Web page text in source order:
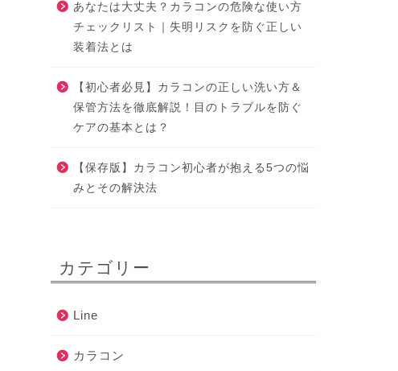
あなたは大丈夫？カラコンの危険な使い方
チェックリスト｜失明リスクを防ぐ正しい
装着法とは
【初心者必見】カラコンの正しい洗い方＆
保管方法を徹底解説！目のトラブルを防ぐ
ケアの基本とは？
【保存版】カラコン初心者が抱える5つの悩
みとその解決法
カテゴリー
Line
カラコン